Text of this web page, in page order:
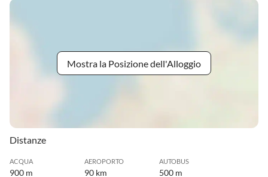
Mostra la Posizione dell'Alloggio
Distanze
ACQUA
900 m
AEROPORTO
90 km
AUTOBUS
500 m